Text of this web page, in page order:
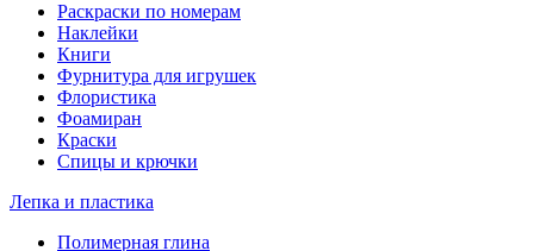
Раскраски по номерам
Наклейки
Книги
Фурнитура для игрушек
Флористика
Фоамиран
Краски
Спицы и крючки
Лепка и пластика
Полимерная глина